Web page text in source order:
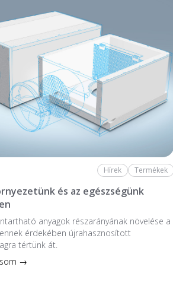
Hírek Termékek
és az egészségünk
anyagok részarányának növelése a
érdekében újrahasznosított
tértünk át.
→